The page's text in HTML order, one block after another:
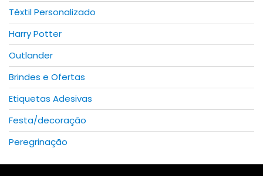
Têxtil Personalizado
Harry Potter
Outlander
Brindes e Ofertas
Etiquetas Adesivas
Festa/decoração
Peregrinação